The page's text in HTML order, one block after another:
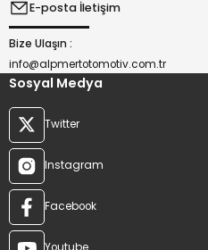
E-posta İletişim
Bize Ulaşın :
info@alpmertotomotiv.com.tr
Sosyal Medya
Twitter
Instagram
Facebook